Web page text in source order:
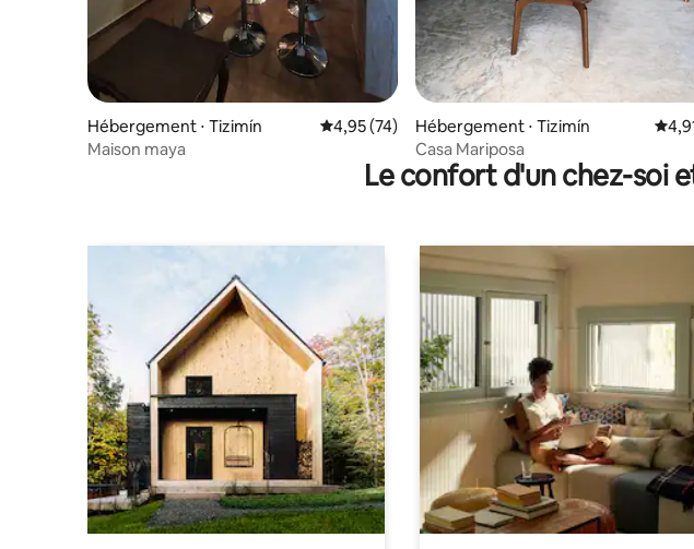
Hébergement ⋅ Tizimín Évaluation moyenne sur la base de 74
4,95 (74)
Maison maya
Hébergement ⋅ Tizimín
Casa Mariposa
Le confort d'un chez-soi